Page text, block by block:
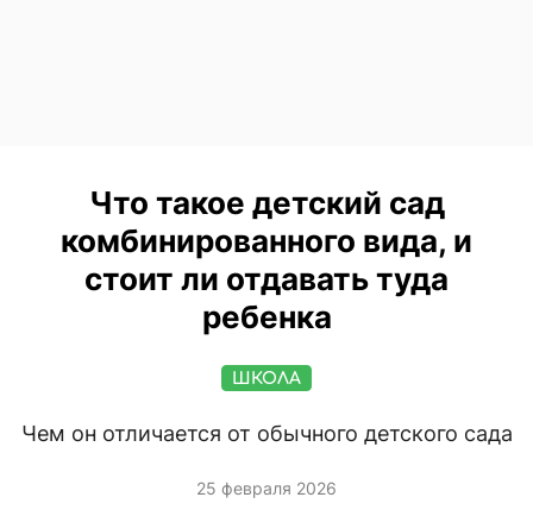
Что такое детский сад
комбинированного вида, и
стоит ли отдавать туда
ребенка
ШКОЛА
Чем он отличается от обычного детского сада
25 февраля 2026